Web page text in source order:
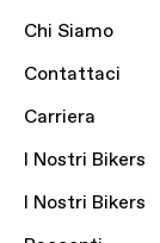
Chi Siamo
Contattaci
Carriera
I Nostri Bikers
I Nostri Bikers